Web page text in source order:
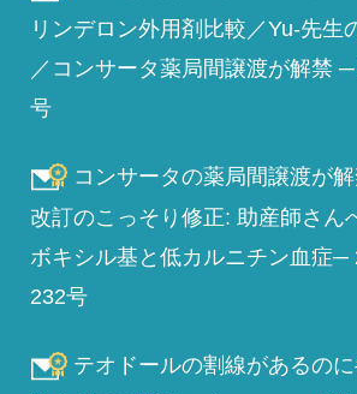
リンデロン外用剤比較／Yu-先生
／コンサータ薬局間譲渡が解禁
号
コンサータの薬局間譲渡が
改訂のこっそり修正: 助産師さん
ボキシル基と低カルニチン血症─
232号
テオドールの割線があるの